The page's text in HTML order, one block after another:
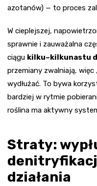
azotanów) — to proces
W cieplejszej,
sprawnie i zauważalna
ciągu kilku–kilkunastu
przemiany zwalniają, więc
wydłużać. To bywa
bardziej w rytmie
roślina ma aktywny
Straty:
działania